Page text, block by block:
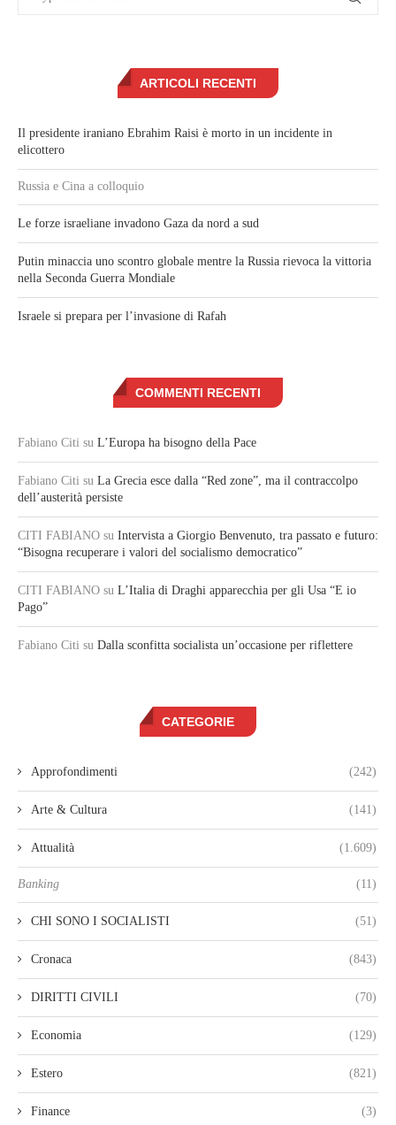
ARTICOLI RECENTI
Il presidente iraniano Ebrahim Raisi è morto in un incidente in
elicottero
Russia e Cina a colloquio
Le forze israeliane invadono Gaza da nord a sud
Putin minaccia uno scontro globale mentre la Russia rievoca la vittoria
nella Seconda Guerra Mondiale
Israele si prepara per l’invasione di Rafah
COMMENTI RECENTI
Fabiano Citi su L’Europa ha bisogno della Pace
Fabiano Citi su La Grecia esce dalla “Red zone”, ma il contraccolpo
dell’austerità persiste
CITI FABIANO su Intervista a Giorgio Benvenuto, tra passato e futuro:
“Bisogna recuperare i valori del socialismo democratico”
CITI FABIANO su L’Italia di Draghi apparecchia per gli Usa “E io
Pago”
Fabiano Citi su Dalla sconfitta socialista un’occasione per riflettere
CATEGORIE
Approfondimenti (242)
Arte & Cultura (141)
Attualità (1.609)
Banking (11)
CHI SONO I SOCIALISTI (51)
Cronaca (843)
DIRITTI CIVILI (70)
Economia (129)
Estero (821)
Finance (3)